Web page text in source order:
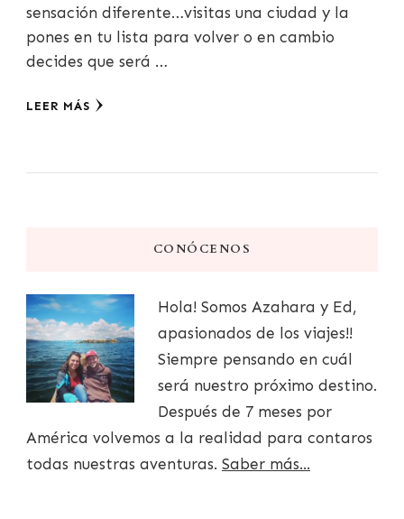
sensación diferente…visitas una ciudad y la
pones en tu lista para volver o en cambio
decides que será …
LEER MÁS
CONÓCENOS
Hola! Somos Azahara y Ed,
apasionados de los viajes!!
Siempre pensando en cuál
será nuestro próximo destino.
Después de 7 meses por
América volvemos a la realidad para contaros
todas nuestras aventuras. Saber más...